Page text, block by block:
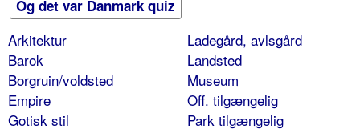
Og det var Danmark quiz
Arkitektur
Barok
Borgruin/voldsted
Empire
Gotisk stil
Ladegård, avlsgård
Landsted
Museum
Off. tilgængelig
Park tilgængelig